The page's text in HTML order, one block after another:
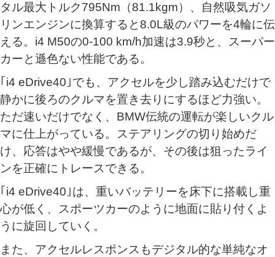
タル最大トルク795Nm（81.1kgm）、自然吸気ガソ
リンエンジンに換算すると8.0L級のパワーを4輪に伝
える。i4 M50の0-100 km/h加速は3.9秒と、スーパー
カーと遜色ない性能である。
｢i4 eDrive40｣でも、アクセルを少し踏み込むだけで
静かに後ろのクルマを置き去りにするほど力強い。
ただ速いだけでなく、BMW伝統の運転が楽しいクル
マに仕上がっている。ステアリングの切り始めだ
け、応答はやや緩慢であるが、その後は狙ったライ
ンを正確にトレースできる。
｢i4 eDrive40｣は、重いバッテリーを床下に搭載し重
心が低く、スポーツカーのように地面に貼り付くよ
うに旋回していく。
また、アクセルレスポンスもデジタル的な単純なオ